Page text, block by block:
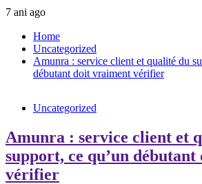
7 ani ago
Home
Uncategorized
Amunra : service client et qualité du
débutant doit vraiment vérifier
Uncategorized
Amunra : service client et
support, ce qu’un
vérifier